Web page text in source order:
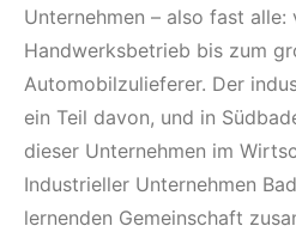
Unternehmen – also fast alle:
Handwerksbetrieb bis zum
Automobilzulieferer. Der
ein Teil davon, und in
dieser Unternehmen im
Industrieller Unternehmen
lernenden Gemeinschaft